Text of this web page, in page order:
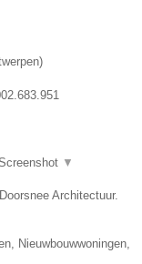
)
▼
Architectuur.
Nieuwbouwwoningen,